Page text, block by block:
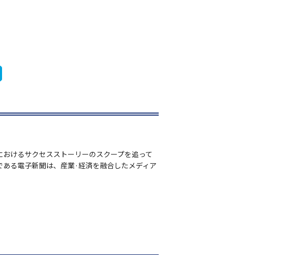
けるサクセスストーリーのスクープを追って
る電子新聞は、産業·経済を融合したメディア